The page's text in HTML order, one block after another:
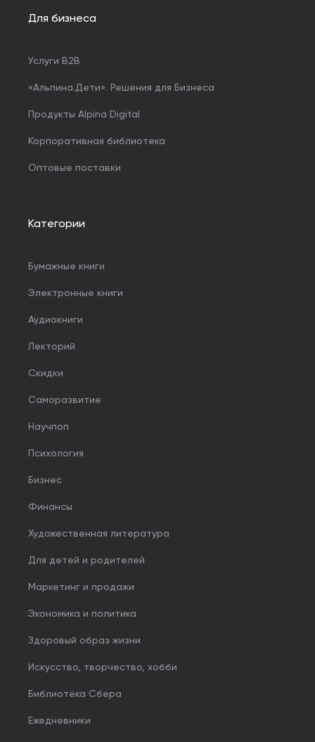
Для бизнеса
Услуги B2B
«Альпина.Дети». Решения для Бизнеса
Продукты Alpina Digital
Корпоративная библиотека
Оптовые поставки
Категории
Бумажные книги
Электронные книги
Аудиокниги
Лекторий
Скидки
Саморазвитие
Научпоп
Психология
Бизнес
Финансы
Художественная литература
Для детей и родителей
Маркетинг и продажи
Экономика и политика
Здоровый образ жизни
Искусство, творчество, хобби
Библиотека Сбера
Ежедневники